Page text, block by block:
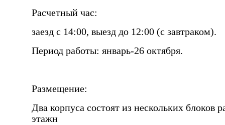
Расчетный час:
заезд с 14:00, выезд до 12:00 (с завтраком).
Период работы: январь-26 октября.
Размещение:
Два корпуса состоят из нескольких блоков
этажн